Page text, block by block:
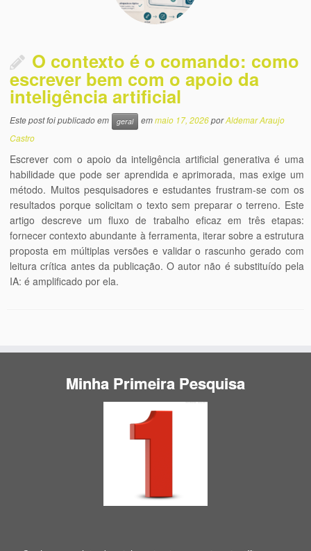
O contexto é o comando: como
escrever bem com o apoio da
inteligência artificial
Este post foi publicado em geral emmaio 17, 2026porAldemar Araujo
Castro
Escrever com o apoio da inteligência artificial generativa é uma
habilidade que pode ser aprendida e aprimorada, mas exige um
método. Muitos pesquisadores e estudantes frustram-se com os
resultados porque solicitam o texto sem preparar o terreno. Este
artigo descreve um fluxo de trabalho eficaz em três etapas:
fornecer contexto abundante à ferramenta, iterar sobre a estrutura
proposta em múltiplas versões e validar o rascunho gerado com
leitura crítica antes da publicação. O autor não é substituído pela
IA: é amplificado por ela.
Minha Primeira Pesquisa